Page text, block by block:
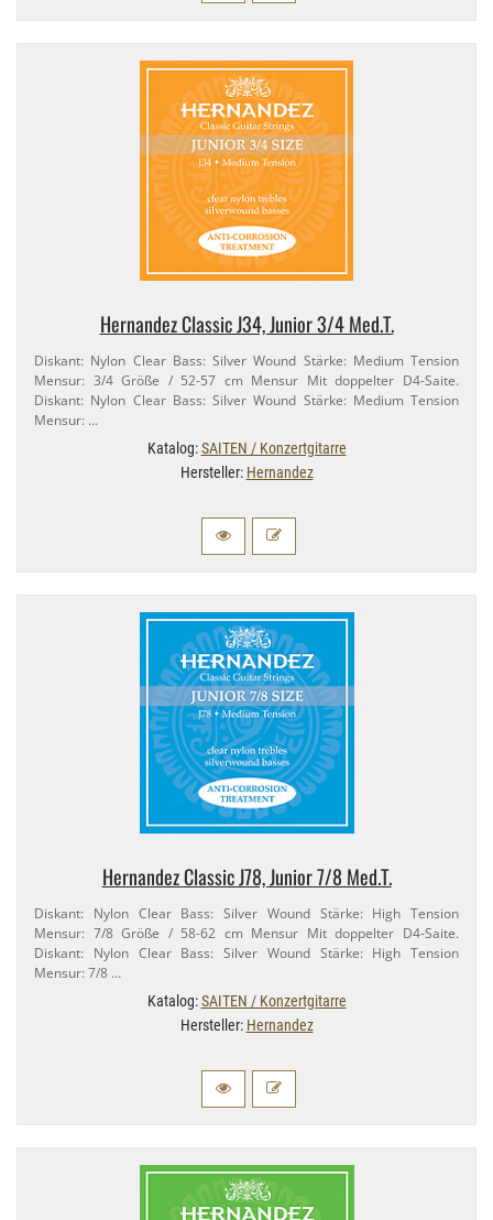
Hernandez Classic J34, Junior 3/​4 Med.​T.
Diskant: Nylon Clear Bass: Silver Wound Stärke: Medium Tension
Mensur: 3/​4 Größe / 52-​57 cm Mensur Mit doppelter D4-​Saite.
Diskant: Nylon Clear Bass: Silver Wound Stärke: Medium Tension
Mensur: …
Katalog:SAITEN / Konzertgitarre
Hersteller: Hernandez
Hernandez Classic J78, Junior 7/​8 Med.​T.
Diskant: Nylon Clear Bass: Silver Wound Stärke: High Tension
Mensur: 7/​8 Größe / 58-​62 cm Mensur Mit doppelter D4-​Saite.
Diskant: Nylon Clear Bass: Silver Wound Stärke: High Tension
Mensur: 7/​8 …
Katalog:SAITEN / Konzertgitarre
Hersteller: Hernandez